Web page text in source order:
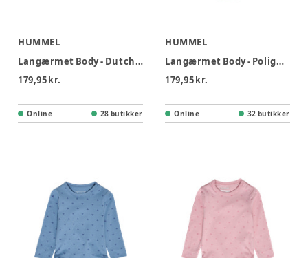
HUMMEL
Langærmet Body - Dutch Blue
179,95 kr.
Online 28 butikker
HUMMEL
Langærmet Body - Polignac
179,95 kr.
Online 32 butikker